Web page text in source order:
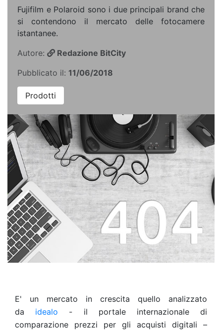
Fujifilm e Polaroid sono i due principali brand che
si contendono il mercato delle fotocamere
istantanee.
Autore:
Redazione BitCity
Pubblicato il: 11/06/2018
Prodotti
E' un mercato in crescita quello analizzato
da idealo - il portale internazionale di
comparazione prezzi per gli acquisti digitali –